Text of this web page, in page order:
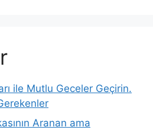
ile Mutlu Geceler Geçirin.
Aranan ama